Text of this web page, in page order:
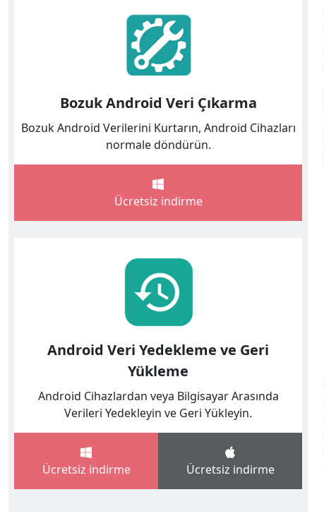
Bozuk Android Veri Çıkarma
Bozuk Android Verilerini Kurtarın, Android Cihazları
normale döndürün.
Ücretsiz indirme
Android Veri Yedekleme ve Geri
Yükleme
Android Cihazlardan veya Bilgisayar Arasında
Verileri Yedekleyin ve Geri Yükleyin.
Ücretsiz indirme Ücretsiz indirme